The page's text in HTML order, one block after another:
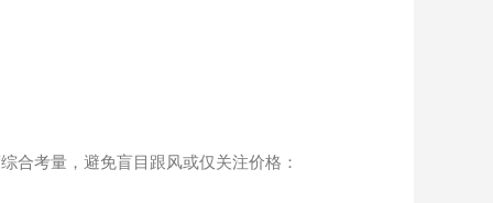
考量，避免盲目跟风或仅关注价格：